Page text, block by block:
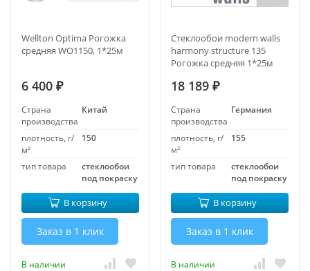
Wellton Optima Рогожка
средняя WO1150, 1*25м
6 400 ₽
Страна
производства
Китай
плотность, г/
м²
150
тип товара
стеклообои
под покраску
В корзину
Заказ в 1 клик
В наличии
Стеклообои modern walls
harmony structure 135
Рогожка средняя 1*25м
18 189 ₽
Страна
производства
Германия
плотность, г/
м²
155
тип товара
стеклообои
под покраску
В корзину
Заказ в 1 клик
В наличии